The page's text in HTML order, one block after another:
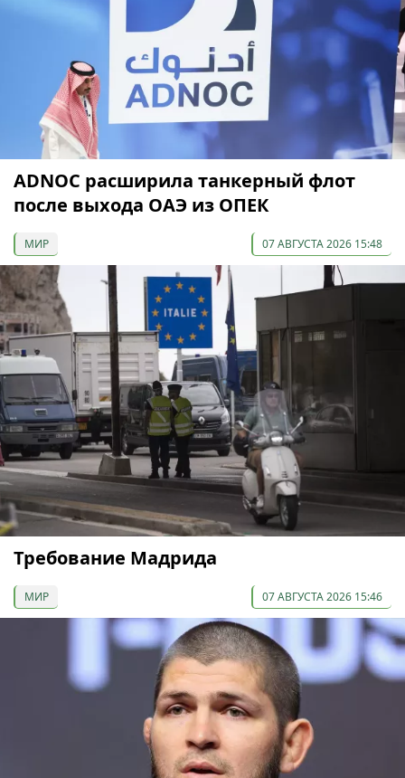
ADNOC расширила танкерный флот
после выхода ОАЭ из ОПЕК
МИР 07 АВГУСТА 2026 15:48
Требование Мадрида
МИР 07 АВГУСТА 2026 15:46